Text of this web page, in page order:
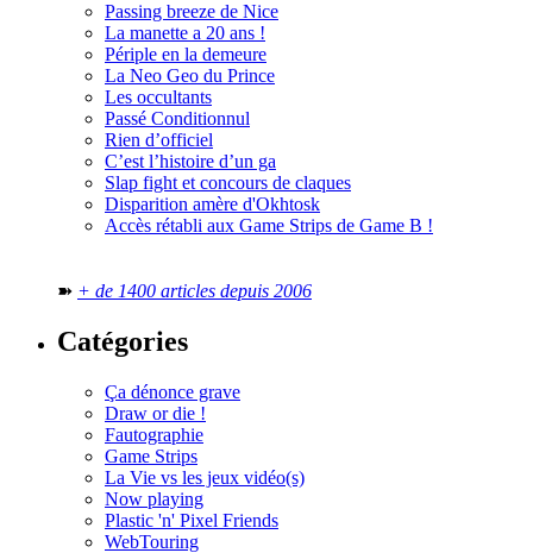
Passing breeze de Nice
La manette a 20 ans !
Périple en la demeure
La Neo Geo du Prince
Les occultants
Passé Conditionnul
Rien d’officiel
C’est l’histoire d’un ga
Slap fight et concours de claques
Disparition amère d'Okhtosk
Accès rétabli aux Game Strips de Game B !
➽ + de 1400 articles depuis 2006
Catégories
Ça dénonce grave
Draw or die !
Fautographie
Game Strips
La Vie vs les jeux vidéo(s)
Now playing
Plastic 'n' Pixel Friends
WebTouring